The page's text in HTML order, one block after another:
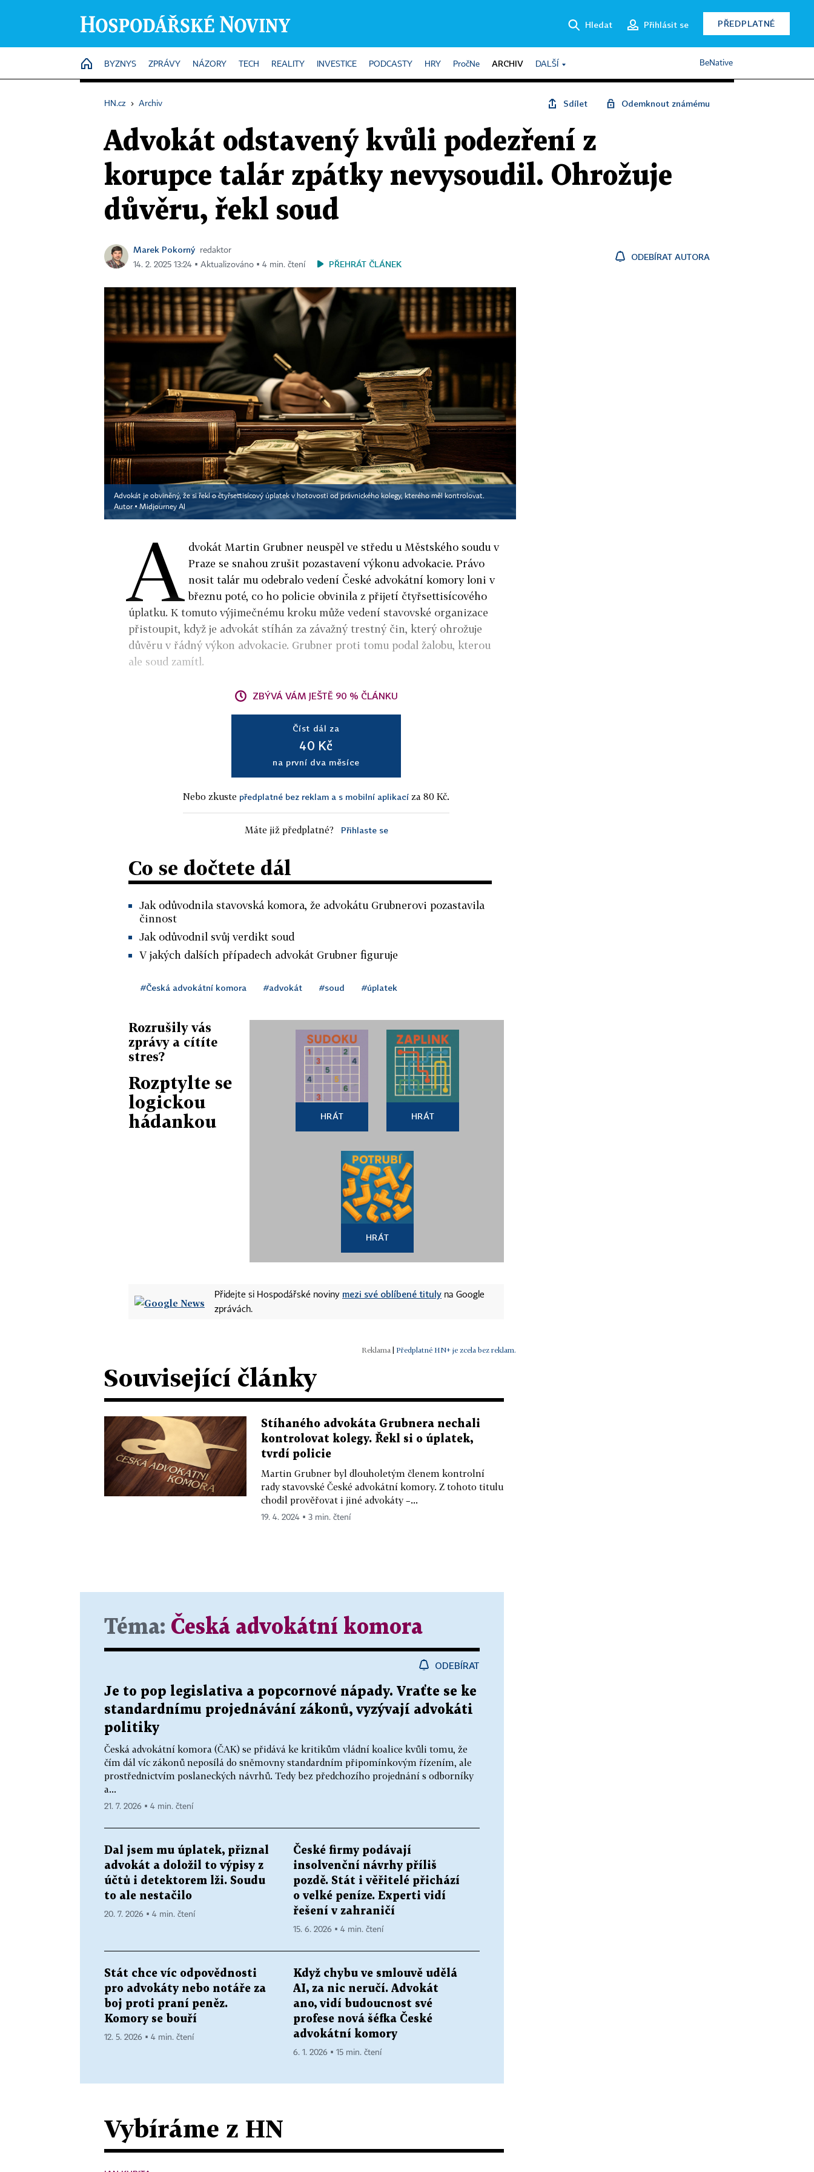
Hledat Přihlásit se PŘEDPLATNÉ
HOME
BYZNYS ZPRÁVY NÁZORY TECH REALITY INVESTICE PODCASTY HRY PročNe ARCHIV DALŠÍ BeNative
HN.cz › Archiv Sdílet Odemknout známému
Advokát odstavený kvůli podezření z
korupce talár zpátky nevysoudil. Ohrožuje
důvěru, řekl soud
Marek Pokorný
redaktor
14. 2. 2025 13:24 ▪ Aktualizováno ▪ 4 min. čtení
PŘEHRÁT ČLÁNEK
ODEBÍRAT AUTORA
Advokát je obviněný, že si řekl o čtyřsettisícový úplatek v hotovosti od právnického kolegy, kterého měl kontrolovat.
Autor ▪Midjourney AI
A dvokát Martin Grubner neuspěl ve středu u Městského soudu v
Praze se snahou zrušit pozastavení výkonu advokacie. Právo
nosit talár mu odebralo vedení České advokátní komory loni v
březnu poté, co ho policie obvinila z přijetí čtyřsettisícového
úplatku. K tomuto výjimečnému kroku může vedení stavovské organizace
přistoupit, když je advokát stíhán za závažný trestný čin, který ohrožuje
důvěru v řádný výkon advokacie. Grubner proti tomu podal žalobu, kterou
ale soud zamítl.
ZBÝVÁ VÁM JEŠTĚ 90 % ČLÁNKU
Číst dál za
40 Kč
na první dva měsíce
Nebo zkuste předplatné bez reklam a s mobilní aplikací za 80 Kč.
Máte již předplatné? Přihlaste se
Co se dočtete dál
Jak odůvodnila stavovská komora, že advokátu Grubnerovi pozastavila
činnost
Jak odůvodnil svůj verdikt soud
V jakých dalších případech advokát Grubner figuruje
#Česká advokátní komora #advokát #soud #úplatek
Rozrušily vás
zprávy a cítíte
stres?
Rozptylte se
logickou
hádankou
HRÁT HRÁT
HRÁT
Přidejte si Hospodářské noviny mezi své oblíbené tituly na Google
zprávách.
| Předplatné HN+ je zcela bez reklam.
Související články
Stíhaného advokáta Grubnera nechali
kontrolovat kolegy. Řekl si o úplatek,
tvrdí policie
Martin Grubner byl dlouholetým členem kontrolní
rady stavovské České advokátní komory. Z tohoto titulu
chodil prověřovat i jiné advokáty –...
19. 4. 2024 ▪ 3 min. čtení
Téma: Česká advokátní komora
ODEBÍRAT
Je to pop legislativa a popcornové nápady. Vraťte se ke
standardnímu projednávání zákonů, vyzývají advokáti
politiky
Česká advokátní komora (ČAK) se přidává ke kritikům vládní koalice kvůli tomu, že
čím dál víc zákonů neposílá do sněmovny standardním připomínkovým řízením, ale
prostřednictvím poslaneckých návrhů. Tedy bez předchozího projednání s odborníky
a...
21. 7. 2026 ▪ 4 min. čtení
Dal jsem mu úplatek, přiznal
advokát a doložil to výpisy z
účtů i detektorem lži. Soudu
to ale nestačilo
20. 7. 2026 ▪ 4 min. čtení
České firmy podávají
insolvenční návrhy příliš
pozdě. Stát i věřitelé přichází
o velké peníze. Experti vidí
řešení v zahraničí
15. 6. 2026 ▪ 4 min. čtení
Stát chce víc odpovědnosti
pro advokáty nebo notáře za
boj proti praní peněz.
Komory se bouří
12. 5. 2026 ▪ 4 min. čtení
Když chybu ve smlouvě udělá
AI, za nic neručí. Advokát
ano, vidí budoucnost své
profese nová šéfka České
advokátní komory
6. 1. 2026 ▪ 15 min. čtení
Vybíráme z HN